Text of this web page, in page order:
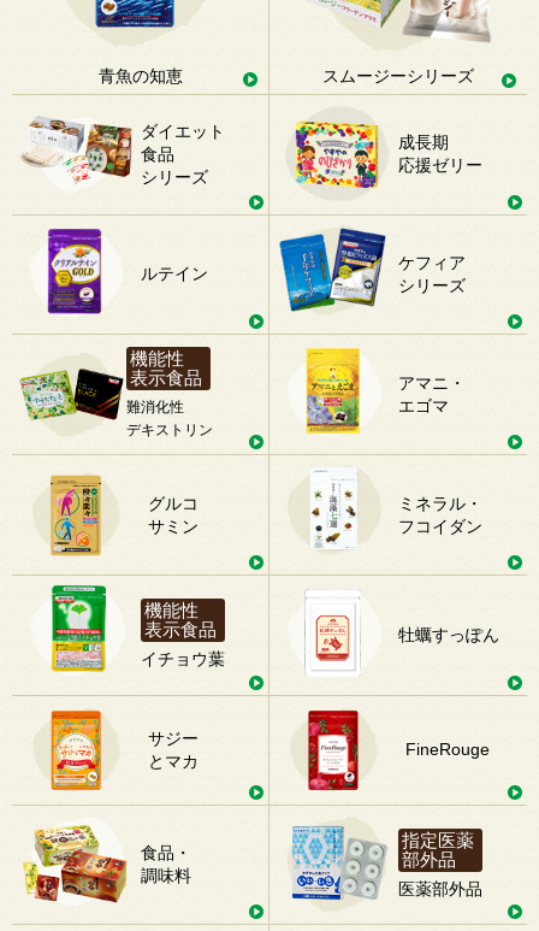
青魚の知恵 スムージーシリーズ
ダイエット
食品
シリーズ
成長期
応援ゼリー
ルテイン
ケフィア
シリーズ
機能性
表示食品
難消化性
デキストリン
アマニ・
エゴマ
グルコ
サミン
ミネラル・
フコイダン
機能性
表示食品
イチョウ葉
牡蠣すっぽん
サジー
とマカ
FineRouge
食品・
調味料
指定医薬
部外品
医薬部外品